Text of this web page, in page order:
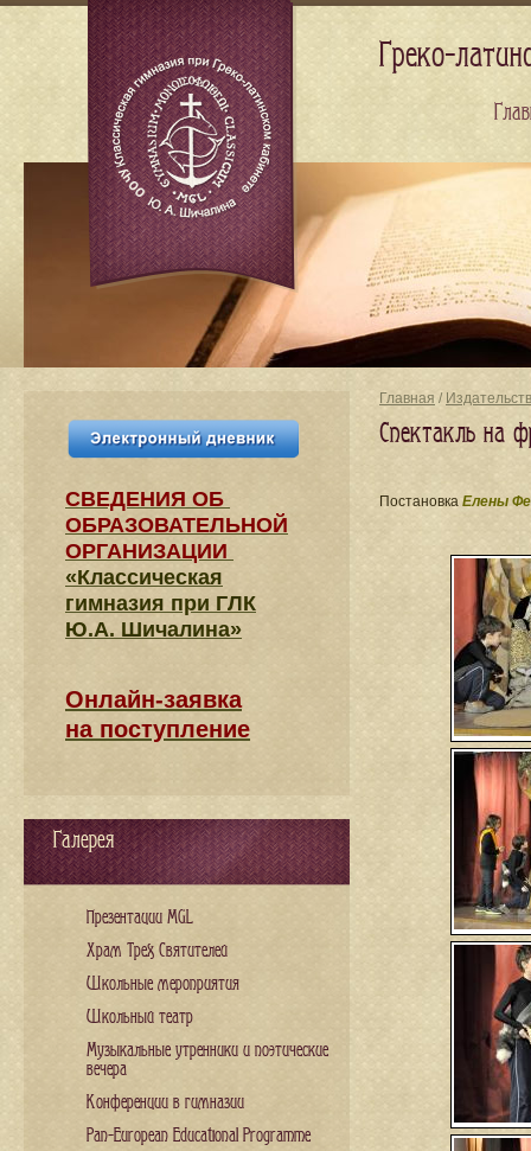
Главная /
Спектакль на
Постановка Елены
СВЕДЕНИЯ​ ОБ
ОБРАЗОВАТЕЛЬНОЙ
ОРГАНИЗАЦИИ
«Классическая
гимназия при ГЛК
Ю.А. Шичалина»
Онлайн-заявка
на поступление
Галерея
Презентации MGL
Храм Трех Святителей
Школьные мероприятия
Школьный театр
Музыкальные утренники и поэтические
вечера
Конференции в гимназии
Pan-European Educational Programme
Греко-